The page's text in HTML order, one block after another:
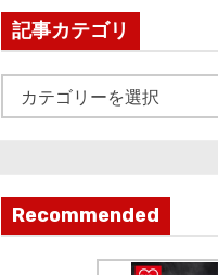
v
記事カテゴリ
事
ゴ
リ
Recommended